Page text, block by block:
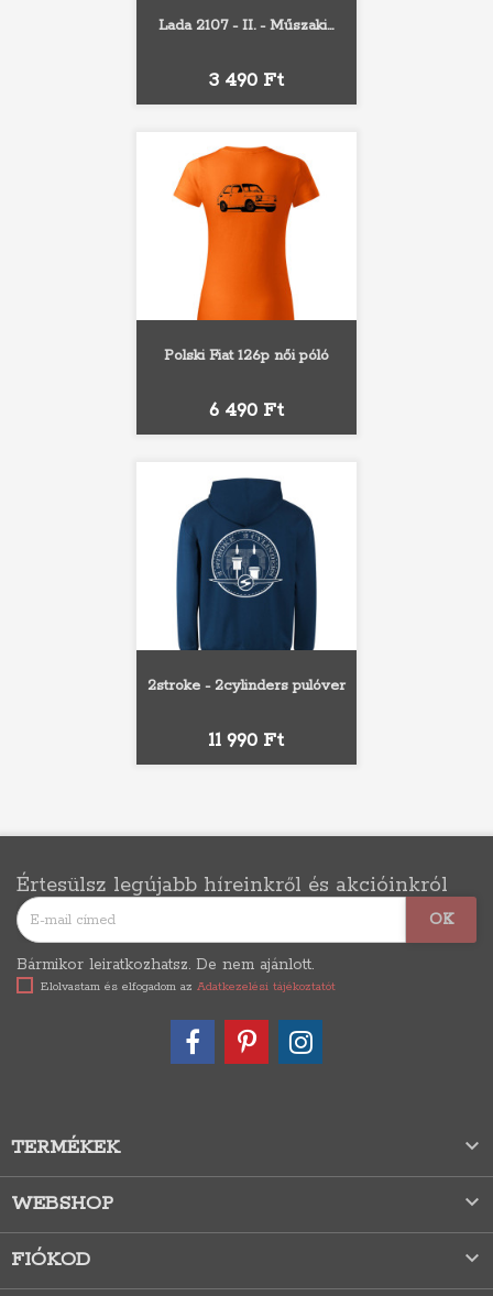
Lada 2107 - II. - Műszaki...
Ár
3 490 Ft
Polski Fiat 126p női póló
Ár
6 490 Ft
2stroke - 2cylinders pulóver
Ár
11 990 Ft
Értesülsz legújabb híreinkről és akcióinkról
Bármikor leiratkozhatsz. De nem ajánlott.
Elolvastam és elfogadom az Adatkezelési tájékoztatót
TERMÉKEK 
WEBSHOP 
FIÓKOD 